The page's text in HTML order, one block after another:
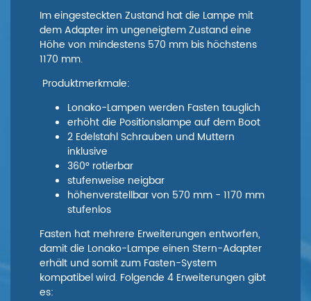
Im eingesteckten Zustand hat die Lampe mit
dem Adapter im ungeneigtem Zustand eine
Höhe von mindestens 570 mm bis höchstens
1170 mm.
Produktmerkmale:
Lonako-Lampen werden Fasten tauglich
erhöht die Positionslampe auf dem Boot
2 Edelstahl Schrauben und Muttern
inklusive
360° rotierbar
stufenweise neigbar
höhenverstellbar von 570 mm - 1170 mm
stufenlos
Fasten hat mehrere Erweiterungen entworfen,
damit die Lonako-Lampe einen Stern-Adapter
erhält und somit zum Fasten-System
kompatibel wird. Folgende 4 Erweiterungen gibt
es: